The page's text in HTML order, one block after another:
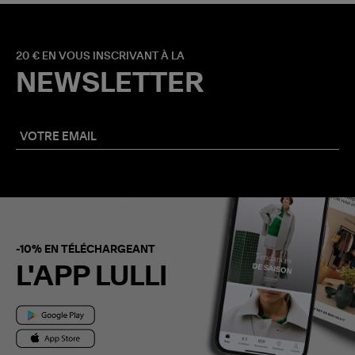
20 € EN VOUS INSCRIVANT À LA
NEWSLETTER
-10% EN TÉLÉCHARGEANT
L'APP LULLI